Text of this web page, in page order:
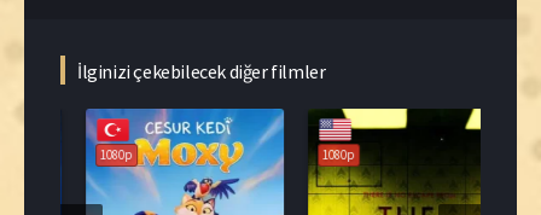
İlginizi çekebilecek diğer filmler
1080p 1080p